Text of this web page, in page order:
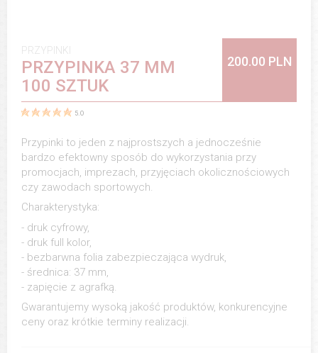
PRZYPINKI
PRZYPINKA 37 MM
100 SZTUK
200.00 PLN
5.0
Przypinki to jeden z najprostszych a jednocześnie
bardzo efektowny sposób do wykorzystania przy
promocjach, imprezach, przyjęciach okolicznościowych
czy zawodach sportowych.
Charakterystyka:
- druk cyfrowy,
- druk full kolor,
- bezbarwna folia zabezpieczająca wydruk,
- średnica: 37 mm,
- zapięcie z agrafką.
Gwarantujemy wysoką jakość produktów, konkurencyjne
ceny oraz krótkie terminy realizacji.